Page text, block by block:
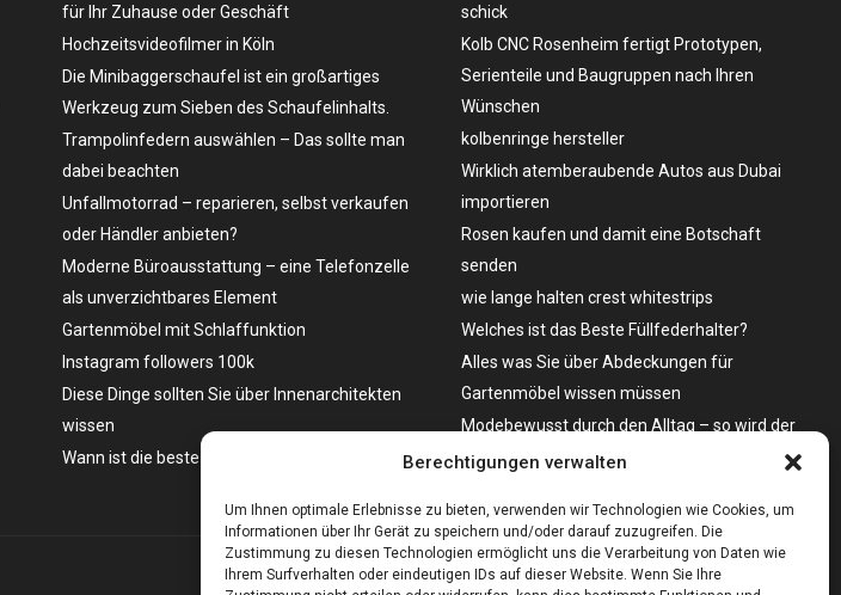
Berechtigungen verwalten
Um Ihnen optimale Erlebnisse zu bieten, verwenden wir Technologien wie Cookies, um
Informationen über Ihr Gerät zu speichern und/oder darauf zuzugreifen. Die
Zustimmung zu diesen Technologien ermöglicht uns die Verarbeitung von Daten wie
Ihrem Surfverhalten oder eindeutigen IDs auf dieser Website. Wenn Sie Ihre
für Ihr Zuhause oder Geschäft
Hochzeitsvideofilmer in Köln
Die Minibaggerschaufel ist ein großartiges
Werkzeug zum Sieben des Schaufelinhalts.
Trampolinfedern auswählen – Das sollte man
dabei beachten
Unfallmotorrad – reparieren, selbst verkaufen
oder Händler anbieten?
Moderne Büroausstattung – eine Telefonzelle
als unverzichtbares Element
Gartenmöbel mit Schlaffunktion
Instagram followers 100k
Diese Dinge sollten Sie über Innenarchitekten
wissen
Wann ist die beste Zeit, ein Auto zu kaufen?
schick
Kolb CNC Rosenheim fertigt Prototypen,
Serienteile und Baugruppen nach Ihren
Wünschen
kolbenringe hersteller
Wirklich atemberaubende Autos aus Dubai
importieren
Rosen kaufen und damit eine Botschaft
senden
wie lange halten crest whitestrips
Welches ist das Beste Füllfederhalter?
Alles was Sie über Abdeckungen für
Gartenmöbel wissen müssen
Modebewusst durch den Alltag – so wird der
Bürgersteig zum Laufsteg!